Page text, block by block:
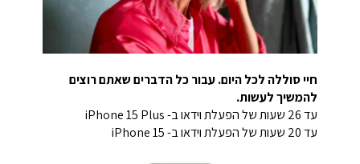
חיי סוללה לכל היום. עבור כל הדברים שאתם רוצים
להמשיך לעשות.
עד 26 שעות של הפעלת וידאו ב- iPhone 15 Plus
עד 20 שעות של הפעלת וידאו ב- iPhone 15